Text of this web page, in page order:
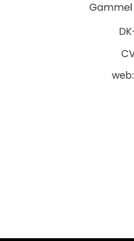
web: